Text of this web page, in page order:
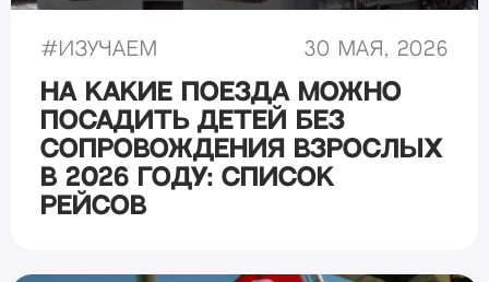
#Изучаем 30 мая, 2026
На какие поезда можно
посадить детей без
сопровождения взрослых
в 2026 году: список
рейсов